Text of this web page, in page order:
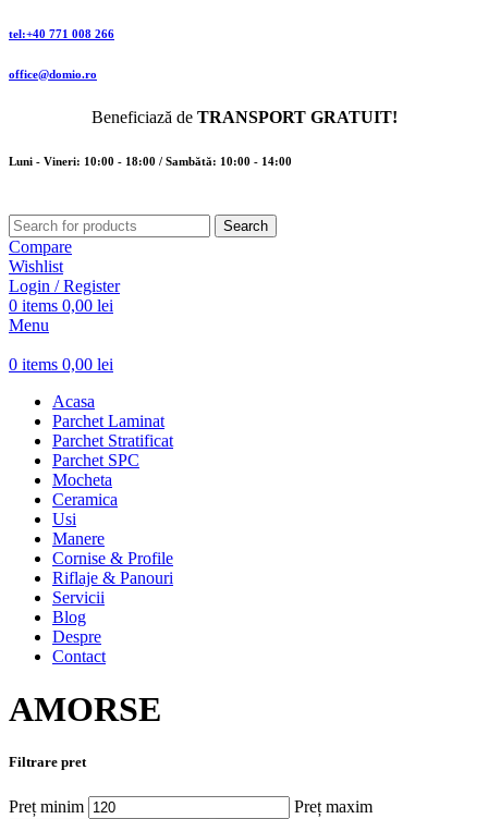
tel:+40 771 008 266
office@domio.ro
Beneficiază de TRANSPORT GRATUIT!
Luni - Vineri: 10:00 - 18:00 / Sambătă: 10:00 - 14:00
Search
Compare
Wishlist
Login / Register
0 items 0,00 lei
Menu
0 items 0,00 lei
Acasa
Parchet Laminat
Parchet Stratificat
Parchet SPC
Mocheta
Ceramica
Usi
Manere
Cornise & Profile
Riflaje & Panouri
Servicii
Blog
Despre
Contact
AMORSE
Filtrare pret
Preț minim Preț maxim